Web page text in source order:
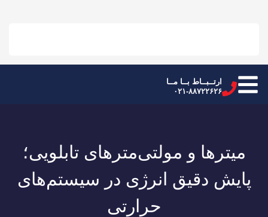
ارتــبــاط بــا مــا
۰۲۱-۸۸۷۲۲۶۲۶
میترها و مولتی‌مترهای تابلویی؛
پایش دقیق انرژی در سیستم‌های
حرارتی